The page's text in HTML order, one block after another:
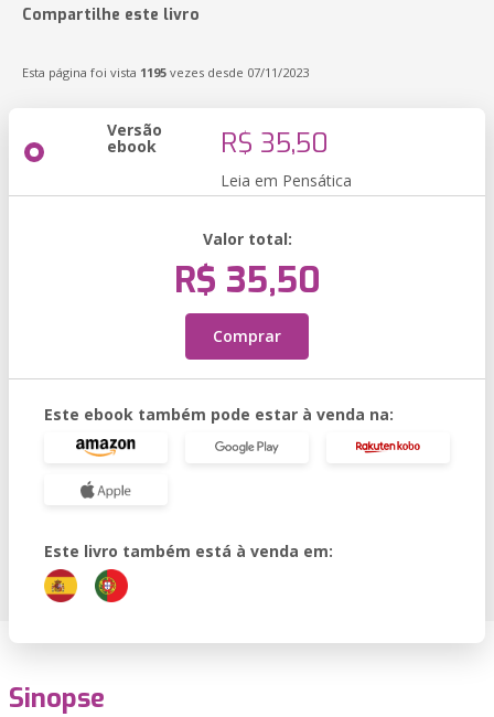
Compartilhe este livro
Esta página foi vista 1195 vezes desde 07/11/2023
Versão
ebook R$ 35,50
Leia em Pensática
Valor total:
R$ 35,50
Comprar
Este ebook também pode estar à venda na:
Este livro também está à venda em:
Sinopse